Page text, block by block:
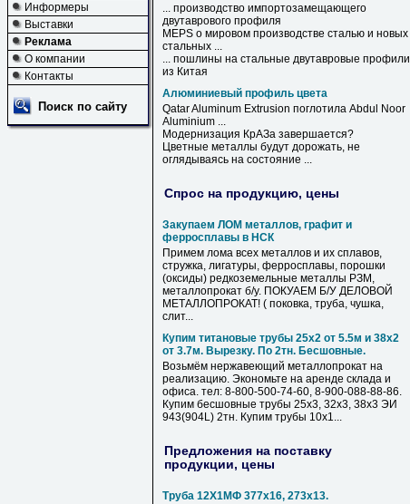
Информеры
Выставки
Реклама
О компании
Контакты
Поиск по сайту
... производство импортозамещающего
двутаврового профиля
MEPS о мировом производстве сталью и новых
стальных ...
... пошлины на стальные двутавровые профили
из Китая
Алюминиевый профиль цвета
Qatar Aluminum Extrusion поглотила Abdul Noor
Aluminium ...
Модернизация КрАЗа завершается?
Цветные металлы будут дорожать, не
оглядываясь на состояние ...
Спрос на продукцию, цены
Закупаем ЛОМ металлов, графит и
ферросплавы в НСК
Примем лома всех металлов и их сплавов,
стружка, лигатуры, ферросплавы, порошки
(оксиды) редкоземельные металлы РЗМ,
металлопрокат б/у. ПОКУАЕМ Б/У ДЕЛОВОЙ
МЕТАЛЛОПРОКАТ! ( поковка, труба, чушка,
слит...
Купим титановые трубы 25х2 от 5.5м и 38х2
от 3.7м. Вырезку. По 2тн. Бесшовные.
Возьмём нержавеющий металлопрокат на
реализацию. Экономьте на аренде склада и
офиса. тел: 8-800-500-74-60, 8-900-088-88-86.
Купим бесшовные трубы 25х3, 32х3, 38х3 ЭИ
943(904L) 2тн. Купим трубы 10х1...
Предложения на поставку
продукции, цены
Труба 12Х1МФ 377х16, 273х13.